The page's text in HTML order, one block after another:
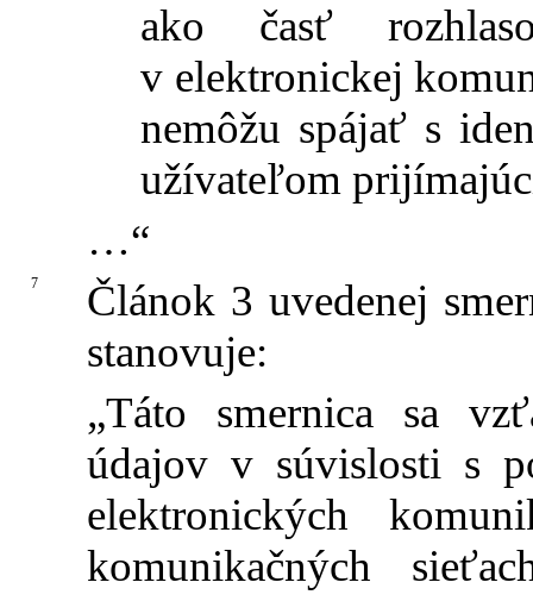
ako časť
v elektronickej
nemôžu spájať s
užívateľom
…“
7
Článok 3 uvedenej
stanovuje:
„Táto smernica sa
údajov v súvislosti s
elektronických
komunikačných